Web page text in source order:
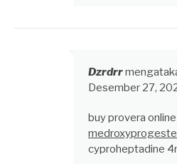
Dzrdrr
Desember 27,
buy provera online
cyproheptadine